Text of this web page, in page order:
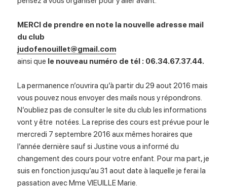
MERCI de prendre en note la nouvelle adresse mail
du club
judofenouillet@gmail.com
ainsi que le nouveau numéro de tél : 06.34.67.37.44.
La permanence n’ouvrira qu’à partir du 29 aout 2016 mais
vous pouvez nous envoyer des mails nous y répondrons.
N’oubliez pas de consulter le site du club les informations
vont y être notées. La reprise des cours est prévue pour le
mercredi 7 septembre 2016 aux mêmes horaires que
l’année dernière sauf si Justine vous a informé du
changement des cours pour votre enfant. Pour ma part, je
suis en fonction jusqu’au 31 aout date à laquelle je ferai la
passation avec Mme VIEUILLE Marie.